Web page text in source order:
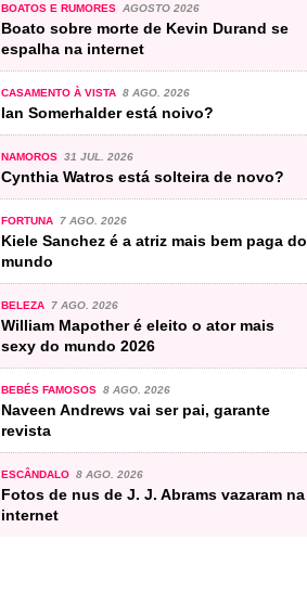
BOATOS E RUMORES AGOSTO 2026
Boato sobre morte de Kevin Durand se
espalha na internet
CASAMENTO À VISTA 8 AGO. 2026
Ian Somerhalder está noivo?
NAMOROS 31 JUL. 2026
Cynthia Watros está solteira de novo?
FORTUNA 7 AGO. 2026
Kiele Sanchez é a atriz mais bem paga do
mundo
BELEZA 7 AGO. 2026
William Mapother é eleito o ator mais
sexy do mundo 2026
BEBÉS FAMOSOS 8 AGO. 2026
Naveen Andrews vai ser pai, garante
revista
ESCÂNDALO 8 AGO. 2026
Fotos de nus de J. J. Abrams vazaram na
internet